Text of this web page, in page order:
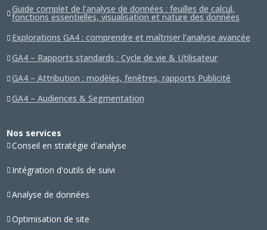
Guide complet de l’analyse de données : feuilles de calcul,
fonctions essentielles, visualisation et nature des données
Explorations GA4 : comprendre et maîtriser l’analyse avancée
GA4 – Rapports standards : Cycle de vie & Utilisateur
GA4 – Attribution : modèles, fenêtres, rapports Publicité
GA4 – Audiences & Segmentation
Nos services
Conseil en stratégie d'analyse
Intégration d'outils de suivi
Analyse de données
Optimisation de site